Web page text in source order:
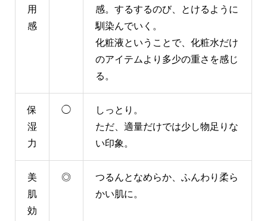
用
感
感。するするのび、とけるように
馴染んでいく。
化粧液ということで、化粧水だけ
のアイテムより多少の重さを感じ
る。
保
湿
力
◯
しっとり。
ただ、適量だけでは少し物足りな
い印象。
美
肌
効
◎
つるんとなめらか、ふんわり柔ら
かい肌に。